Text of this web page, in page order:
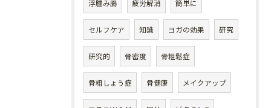
浮腫み腸 疲労解消 簡単に
セルフケア 知識 ヨガの効果 研究
研究的 骨密度 骨粗鬆症
骨粗しょう症 骨健康 メイクアップ